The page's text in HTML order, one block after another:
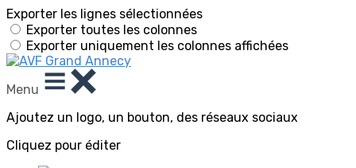
Exporter les lignes sélectionnées
Exporter toutes les colonnes
Exporter uniquement les colonnes affichées
Menu
Ajoutez un logo, un bouton, des réseaux sociaux
Cliquez pour éditer